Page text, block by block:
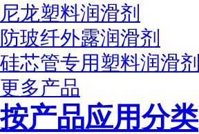
尼龙塑料润滑剂
防玻纤外露润滑剂
硅芯管专用塑料润滑剂
更多产品
按产品应用分类